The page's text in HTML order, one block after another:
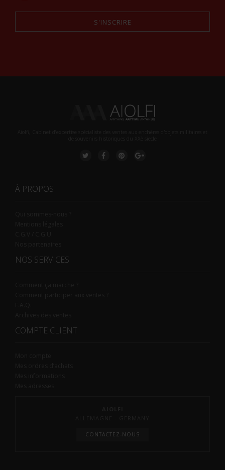
S'INSCRIRE
À PROPOS
NOS SERVICES
COMPTE CLIENT
CONTACTEZ-NOUS